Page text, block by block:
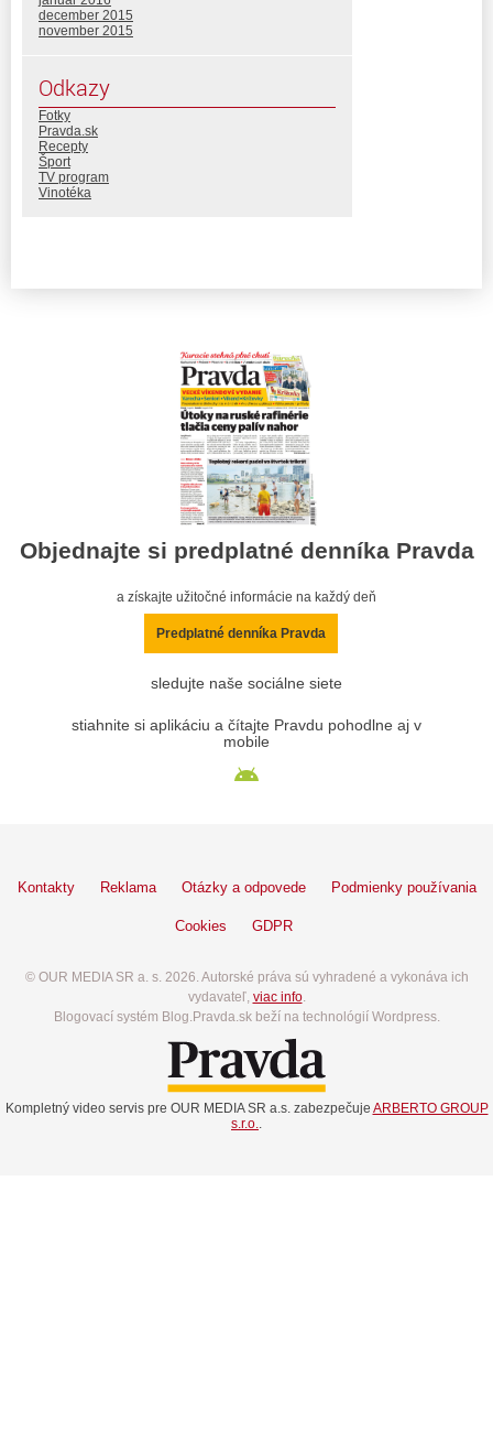
december 2015
november 2015
Odkazy
Fotky
Pravda.sk
Recepty
Šport
TV program
Vinotéka
Objednajte si predplatné denníka Pravda
a získajte užitočné informácie na každý deň
Predplatné denníka Pravda
sledujte naše sociálne siete
stiahnite si aplikáciu a čítajte Pravdu pohodlne aj v
mobile
Kontakty Reklama Otázky a odpovede Podmienky používania
Cookies GDPR
© OUR MEDIA SR a. s. 2026. Autorské práva sú vyhradené a vykonáva ich
vydavateľ, viac info.
Blogovací systém Blog.Pravda.sk beží na technológií Wordpress.
Kompletný video servis pre OUR MEDIA SR a.s. zabezpečuje ARBERTO GROUP
s.r.o..